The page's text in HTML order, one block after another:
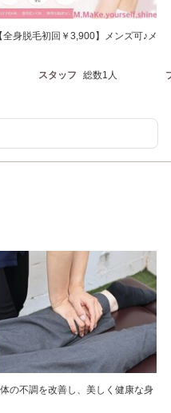
身脱毛初回￥3,900】メンズ可♪メ
スタッフ 総数1人
の不調を改善し、美しく健康な身